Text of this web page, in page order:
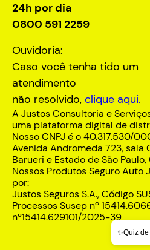
24h por dia
0800 591 2259
Ouvidoria:
Caso você tenha tido um
atendimento
não resolvido, clique aqui.
A Justos Consultoria e
uma plataforma digital de
Nosso CNPJ é o 40.317.530/
Avenida Andromeda 723, sala
Barueri e Estado de São
Nossos Produtos Seguro Auto
por:
Justos Seguros S.A., Código
Processos Susep nº
nº15414.629101/2025-39
✨Quiz